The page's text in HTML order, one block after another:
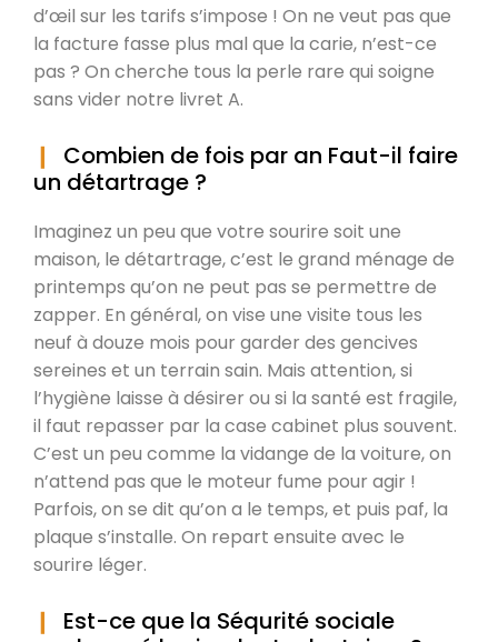
d’œil sur les tarifs s’impose ! On ne veut pas que
la facture fasse plus mal que la carie, n’est-ce
pas ? On cherche tous la perle rare qui soigne
sans vider notre livret A.
Combien de fois par an Faut-il faire
un détartrage ?
Imaginez un peu que votre sourire soit une
maison, le détartrage, c’est le grand ménage de
printemps qu’on ne peut pas se permettre de
zapper. En général, on vise une visite tous les
neuf à douze mois pour garder des gencives
sereines et un terrain sain. Mais attention, si
l’hygiène laisse à désirer ou si la santé est fragile,
il faut repasser par la case cabinet plus souvent.
C’est un peu comme la vidange de la voiture, on
n’attend pas que le moteur fume pour agir !
Parfois, on se dit qu’on a le temps, et puis paf, la
plaque s’installe. On repart ensuite avec le
sourire léger.
Est-ce que la Séqurité sociale